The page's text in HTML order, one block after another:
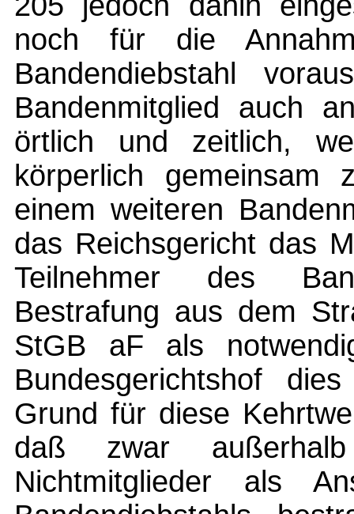
noch für die
Bandendiebstahl
Bandenmitglied auch
örtlich und zeitlich,
körperlich gemeinsam
einem weiteren
das Reichsgericht das
Teilnehmer des
Bestrafung aus dem
StGB aF als
Bundesgerichtshof
Grund für diese
daß zwar
Nichtmitglieder als